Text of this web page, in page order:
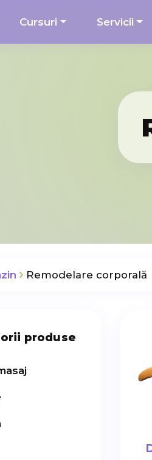
Cursuri Servicii
Remodelare corporală
produse